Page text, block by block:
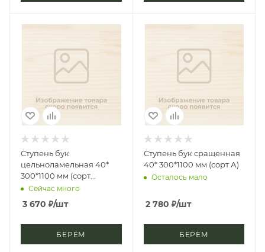
Ступень бук
цельноламельная 40*
300*1100 мм (сорт
Экстра)
Сейчас много
3 670 ₽/шт
БЕРЁМ
Ступень бук сращенная
40* 300*1100 мм (сорт А)
Осталось мало
2 780 ₽/шт
БЕРЁМ